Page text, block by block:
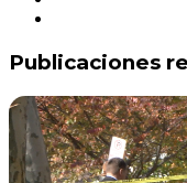
Publicaciones